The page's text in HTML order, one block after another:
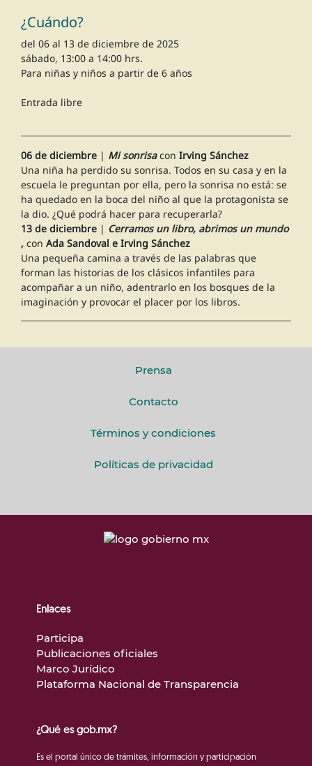
¿Cuándo?
del 06 al 13 de diciembre de 2025
sábado, 13:00 a 14:00 hrs.
Para niñas y niños a partir de 6 años
Entrada libre
06 de diciembre | Mi sonrisacon Irving Sánchez
Una niña ha perdido su sonrisa. Todos en su casa y en la
escuela le preguntan por ella, pero la sonrisa no está: se
ha quedado en la boca del niño al que la protagonista se
la dio. ¿Qué podrá hacer para recuperarla?
13 de diciembre | Cerramos un libro, abrimos un mundo
, con Ada Sandoval e Irving Sánchez
Una pequeña camina a través de las palabras que
forman las historias de los clásicos infantiles para
acompañar a un niño, adentrarlo en los bosques de la
imaginación y provocar el placer por los libros.
Prensa
Contacto
Términos y condiciones
Políticas de privacidad
Enlaces
Participa
Publicaciones oficiales
Marco Jurídico
Plataforma Nacional de Transparencia
¿Qué es gob.mx?
Es el portal único de trámites, información y participación